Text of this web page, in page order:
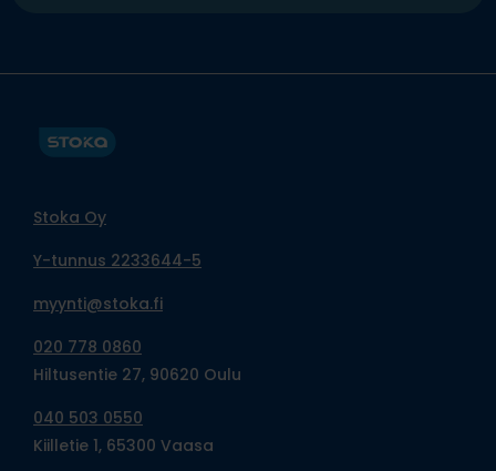
Stoka Oy
Y-tunnus 2233644-5
myynti@stoka.fi
020 778 0860
Hiltusentie 27, 90620 Oulu
040 503 0550
Kiilletie 1, 65300 Vaasa